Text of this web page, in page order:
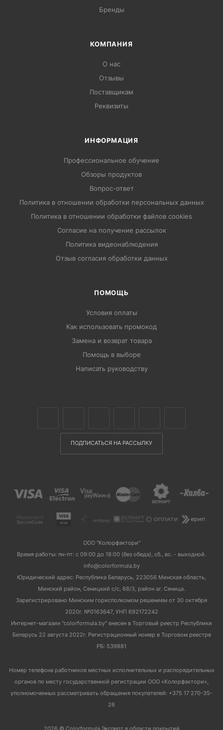
Бренды
КОМПАНИЯ
О нас
Отзывы
Поставщикам
Реквизиты
ИНФОРМАЦИЯ
Профессиональное обучение
Обзоры продуктов
Вопрос-ответ
Политика в отношении обработки персональных данных
Политика в отношении обработки файлов cookies
Согласие на получение рассылок
Политика видеонаблюдения
Отзыв согласия обработки данных
ПОМОЩЬ
Условия оплаты
Как использовать промокод
Замена и возврат товара
Помощь в выборе
Написать руководству
ПОДПИСАТЬСЯ НА РАССЫЛКУ
ООО "Колорфэктори"
Время работы: пн-пт: с 09:00 до 18:00 (без обеда), сб., вс. - выходной.
info@colorformula.by
Юридический адрес: Республика Беларусь, 223056 Минская область,
Минский район, Сеницкий с/с, 68/3, район аг. Сеница.
Зарегистрировано Минским горисполкомом решением от 30 октября
2020г. №0163647, УНП 692172242
Интернет-магазин "colorformula.by" внесен в Торговый реестр Республики
Беларусь 22 августа 2022г. Регистрационный номер в Торговом реестре
РБ: 539881
Номер телефона работников местных исполнительных и распорядительных
органов по месту государственной регистрации ООО «Колорфэктори»,
уполномоченных рассматривать обращения покупателей: +375 17 270-35-
26